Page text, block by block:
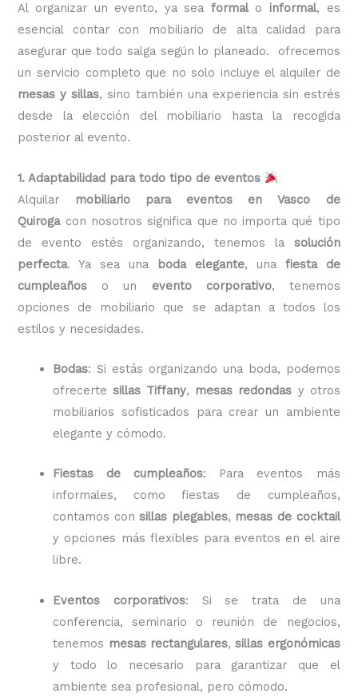
Al organizar un evento, ya sea formalo informal, es
esencial contar con mobiliario de alta calidad para
asegurar que todo salga según lo planeado. ofrecemos
un servicio completo que no solo incluye el alquiler de
mesas y sillas, sino también una experiencia sin estrés
desde la elección del mobiliario hasta la recogida
posterior al evento.
1. Adaptabilidad para todo tipo de eventos
Alquilar
mobiliario para eventos en Vasco de
Quirogacon nosotros significa que no importa qué tipo
de evento estés organizando, tenemos la solución
perfecta. Ya sea una boda elegante, una fiesta de
cumpleaños o un evento corporativo, tenemos
opciones de mobiliario que se adaptan a todos los
estilos y necesidades.
Bodas: Si estás organizando una boda, podemos
ofrecertesillas Tiffany, mesas redondas y otros
mobiliarios sofisticados para crear un ambiente
elegante y cómodo.
Fiestas de cumpleaños: Para eventos más
informales, como fiestas de cumpleaños,
contamos consillas plegables, mesas de cocktail
y opciones más flexibles para eventos en el aire
libre.
Eventos corporativos: Si se trata de una
conferencia, seminario o reunión de negocios,
tenemos mesas rectangulares,sillas ergonómicas
y todo lo necesario para garantizar que el
ambiente sea profesional, pero cómodo.